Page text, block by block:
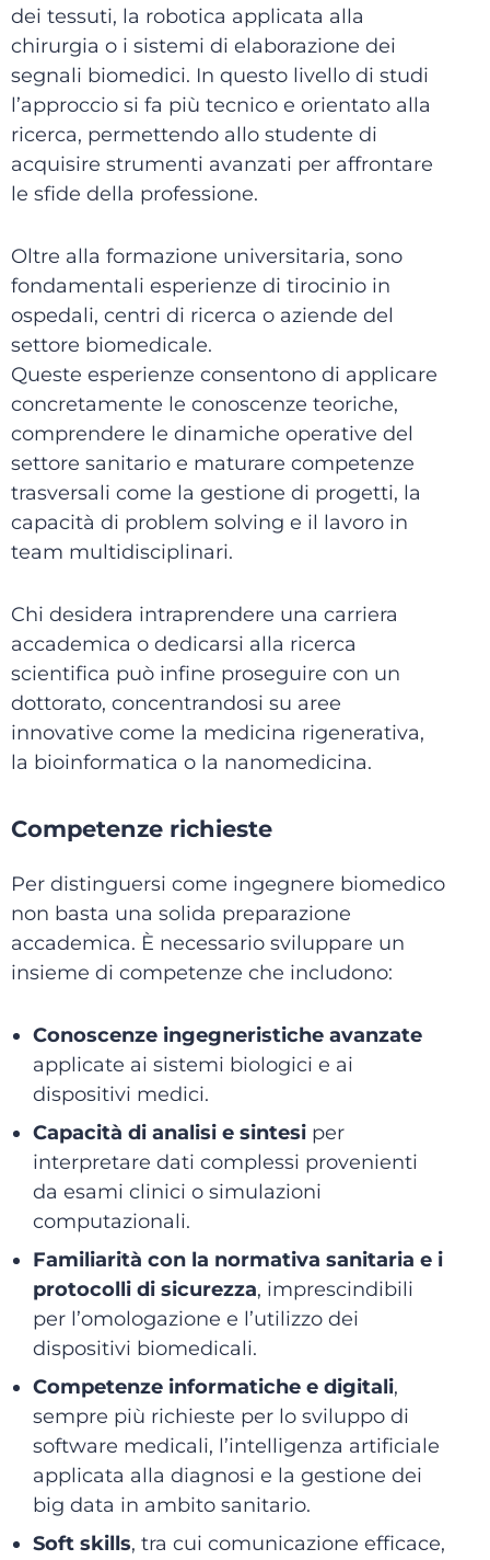
dei tessuti, la robotica applicata alla
chirurgia o i sistemi di elaborazione dei
segnali biomedici. In questo livello di studi
l’approccio si fa più tecnico e orientato alla
ricerca, permettendo allo studente di
acquisire strumenti avanzati per affrontare
le sfide della professione.
Oltre alla formazione universitaria, sono
fondamentali esperienze di tirocinio in
ospedali, centri di ricerca o aziende del
settore biomedicale.
Queste esperienze consentono di applicare
concretamente le conoscenze teoriche,
comprendere le dinamiche operative del
settore sanitario e maturare competenze
trasversali come la gestione di progetti, la
capacità di problem solving e il lavoro in
team multidisciplinari.
Chi desidera intraprendere una carriera
accademica o dedicarsi alla ricerca
scientifica può infine proseguire con un
dottorato, concentrandosi su aree
innovative come la medicina rigenerativa,
la bioinformatica o la nanomedicina.
Competenze richieste
Per distinguersi come ingegnere biomedico
non basta una solida preparazione
accademica. È necessario sviluppare un
insieme di competenze che includono:
Conoscenze ingegneristiche avanzate
applicate ai sistemi biologici e ai
dispositivi medici.
Capacità di analisi e sintesi per
interpretare dati complessi provenienti
da esami clinici o simulazioni
computazionali.
Familiarità con la normativa sanitaria e i
protocolli di sicurezza, imprescindibili
per l’omologazione e l’utilizzo dei
dispositivi biomedicali.
Competenze informatiche e digitali,
sempre più richieste per lo sviluppo di
software medicali, l’intelligenza artificiale
applicata alla diagnosi e la gestione dei
big data in ambito sanitario.
Soft skills, tra cui comunicazione efficace,